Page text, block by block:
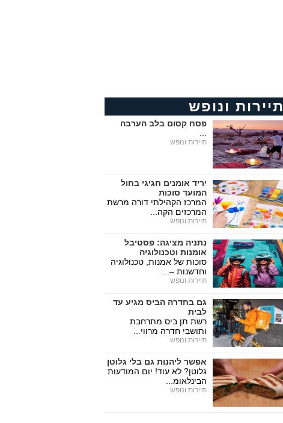
תיירות ונופש
פסח קסום בלב הערבה
תיירות ונופש
יריד אומנים חגיגי בחול
המועד סוכות
המרכז הקהילתי דורה מרשת
המרכזים הקה...
תיירות ונופש
נתניה מציגה: פסטיבל
אומנות וטכנולוגיה
סוכות של אמנות, טכנולוגיה
וחדשנות –...
תיירות ונופש
גם בחדרה הביס מגיע עד
לבית
רשת תן ביס מתרחבת
ותושבי חדרה מרווי...
תיירות ונופש
אפשר ליהנות גם בלי גלוטן
גלוטן? לא עוד! יום המודעות
הבינלאומ...
תיירות ונופש